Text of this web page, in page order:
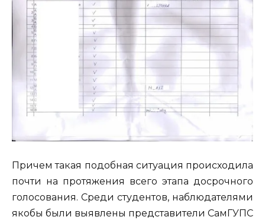
Причем такая подобная ситуация происходила
почти на протяжения всего этапа досрочного
голосования. Среди студентов, наблюдателями
якобы были выявлены представители СамГУПС